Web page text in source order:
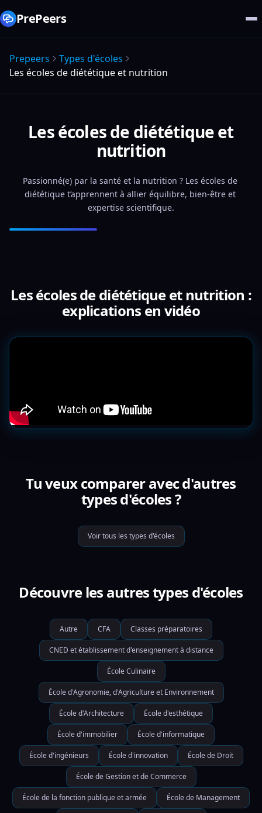
PrePeers
Prepeers
Types d'écoles
Les écoles de diététique et nutrition
Les écoles de diététique et
nutrition
Passionné(e) par la santé et la nutrition ? Les écoles de
diététique t’apprennent à allier équilibre, bien-être et
expertise scientifique.
Les écoles de diététique et nutrition :
explications en vidéo
Tu veux comparer avec d'autres
types d'écoles ?
Voir tous les types d'écoles
Découvre les autres types d'écoles
Autre CFA Classes préparatoires
CNED et établissement d'enseignement à distance
École Culinaire
École d'Agronomie, d'Agriculture et Environnement
École d'Architecture École d'esthétique
École d'immobilier École d'informatique
École d'ingénieurs École d'innovation École de Droit
École de Gestion et de Commerce
École de la fonction publique et armée École de Management